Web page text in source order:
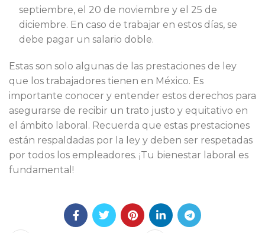
septiembre, el 20 de noviembre y el 25 de
diciembre. En caso de trabajar en estos días, se
debe pagar un salario doble.
Estas son solo algunas de las prestaciones de ley
que los trabajadores tienen en México. Es
importante conocer y entender estos derechos para
asegurarse de recibir un trato justo y equitativo en
el ámbito laboral. Recuerda que estas prestaciones
están respaldadas por la ley y deben ser respetadas
por todos los empleadores. ¡Tu bienestar laboral es
fundamental!